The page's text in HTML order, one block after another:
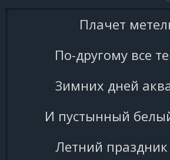
Плачет
По-другому все
Зимних дней
И пустынный
Летний